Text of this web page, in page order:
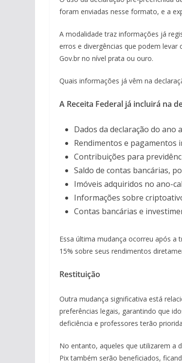
foram enviadas nesse formato, e a
A modalidade traz informações já
erros e divergências que podem
Gov.br no nível prata ou ouro.
Quais informações já vêm na
A Receita Federal já incluirá na
Dados da declaração do ano
Rendimentos e pagamentos
Contribuições para
Saldo de contas bancárias,
Imóveis adquiridos no ano-
Informações sobre
Contas bancárias e
Essa última mudança ocorreu após
15% sobre seus rendimentos
Restituição
Outra mudança significativa está
preferências legais, garantindo que
deficiência e professores terão
No entanto, aqueles que utilizarem a
Pix também serão beneficiados,